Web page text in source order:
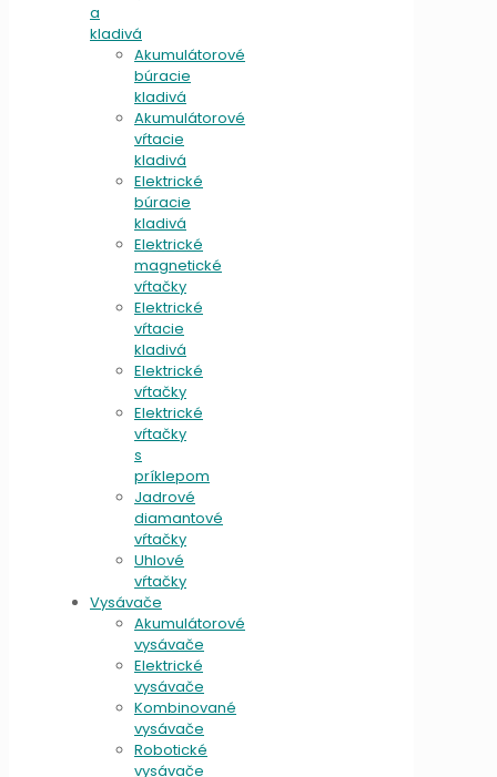
a
kladivá
Akumulátorové
búracie
kladivá
Akumulátorové
vŕtacie
kladivá
Elektrické
búracie
kladivá
Elektrické
magnetické
vŕtačky
Elektrické
vŕtacie
kladivá
Elektrické
vŕtačky
Elektrické
vŕtačky
s
príklepom
Jadrové
diamantové
vŕtačky
Uhlové
vŕtačky
Vysávače
Akumulátorové
vysávače
Elektrické
vysávače
Kombinované
vysávače
Robotické
vysávače